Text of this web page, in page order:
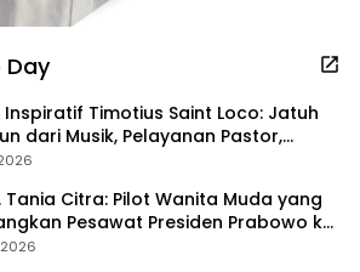
Day
Inspiratif Timotius Saint Loco: Jatuh
dari Musik, Pelayanan Pastor,
Gurita Bisnis Sambal Babon
Tania Citra: Pilot Wanita Muda yang
Pesawat Presiden Prabowo ke